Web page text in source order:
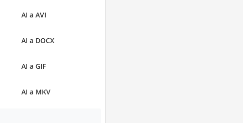
AI a AVI
AI a DOCX
AI a GIF
AI a MKV